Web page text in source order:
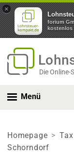
×
forium
kostenlos
Die Online-
Menü
Homepage
Schorndorf